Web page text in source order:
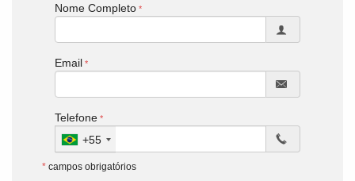
Nome Completo
Email
Telefone
+55
* campos obrigatórios